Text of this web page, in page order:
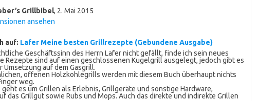
Grillbibel, 2. Mai 2015
ansehen
auf: Lafer Meine besten Grillrezepte (Gebundene Ausgabe)
Geschäftssinn des Herrn Lafer nicht gefällt, finde ich sein neues
Rezepte sind auf einen geschlossenen Kugelgrill ausgelegt, jedoch gibt es
Umsetzung auf dem Gasgrill.
offenen Holzkohlegrills werden mit diesem Buch überhaupt nichts
weg.
es um Grillen als Erlebnis, Grillgeräte und sonstige Hardware,
das Grillgut sowie Rubs und Mops. Auch das direkte und indirekte Grillen